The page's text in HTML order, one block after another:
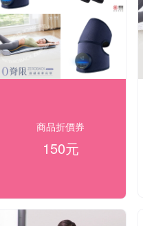
商品折價券
150元